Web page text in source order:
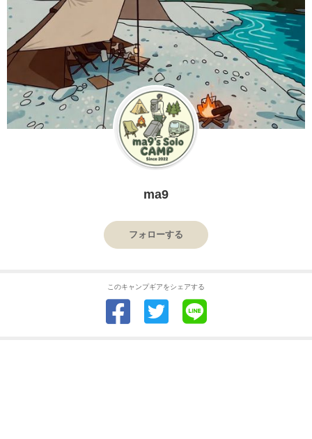
ma9
フォローする
このキャンプギアをシェアする